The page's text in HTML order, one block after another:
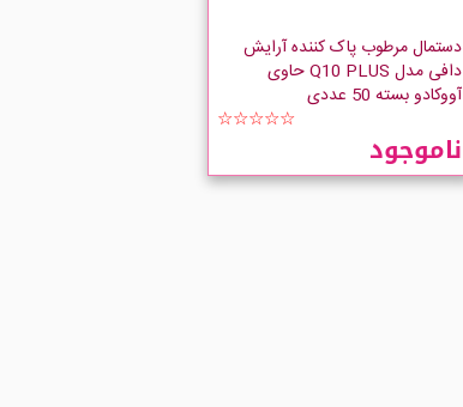
دستمال مرطوب پاک کننده آرایش
دافی مدل Q10 PLUS حاوی
آووکادو بسته 50 عددی
☆☆☆☆☆
ناموجود